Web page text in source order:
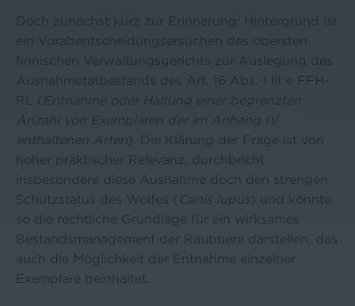
Doch zunächst kurz zur Erinnerung: Hintergrund ist
ein Vorabentscheidungsersuchen des obersten
finnischen Verwaltungsgerichts zur Auslegung des
Ausnahmetatbestands des Art. 16 Abs. 1 lit e FFH-
RL ( Entnahme oder Haltung einer begrenzten
Anzahl von Exemplaren der im Anhang IV
enthaltenen Arten ). Die Klärung der Frage ist von
hoher praktischer Relevanz, durchbricht
insbesondere diese Ausnahme doch den strengen
Schutzstatus des Wolfes ( Canis lupus ) und könnte
so die rechtliche Grundlage für ein wirksames
Bestandsmanagement der Raubtiere darstellen, das
auch die Möglichkeit der Entnahme einzelner
Exemplare beinhaltet.